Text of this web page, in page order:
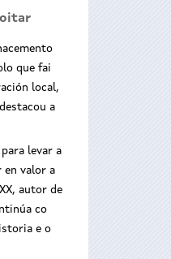
que fai
local,
a
levar a
en valor a
autor de
co
e o